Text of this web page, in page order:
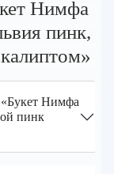
Нимфа
пинк,
«Букет Нимфа
пинк